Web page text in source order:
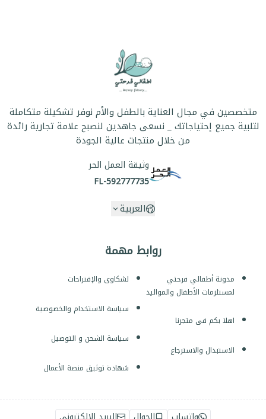
روابط مهمة
مدونة أطفالي فرحتي
لمستلزمات الأطفال والمواليد
اهلا بكم فى متجرنا
الاستبدال والاسترجاع
لشكاوى والإقتراحات
سياسة الاستخدام والخصوصية
سياسة الشحن و التوصيل
شهادة توثيق منصة الأعمال
متخصصين في مجال العناية بالطفل والأم نوفر تشكيلة متكاملة
لتلبية جميع إحتياجاتك _ نسعى جاهدين لنصبح علامة تجارية رائدة
من خلال منتجات عالية الجودة
وثيقة العمل الحر
FL-592777735
العربية